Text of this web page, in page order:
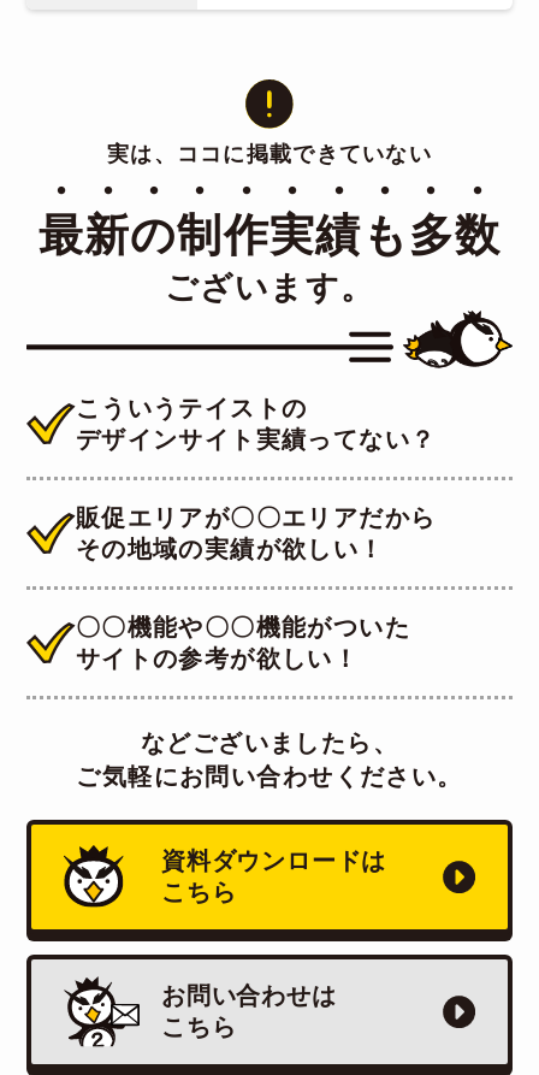
実は、ココに掲載できていない
最新の制作実績も多数
・・・・・・・・・・
ございます。
こういうテイストの
デザインサイト実績ってない？
販促エリアが〇〇エリアだから
その地域の実績が欲しい！
〇〇機能や〇〇機能がついた
サイトの参考が欲しい！
などございましたら、
ご気軽にお問い合わせください。
資料ダウンロードは
こちら
お問い合わせは
こちら